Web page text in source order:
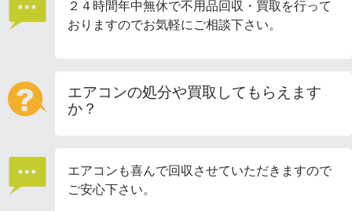
２４時間年中無休で不用品回収・買取を行って
おりますのでお気軽にご相談下さい。
エアコンの処分や買取してもらえます
か？
エアコンも喜んで回収させていただきますので
ご安心下さい。